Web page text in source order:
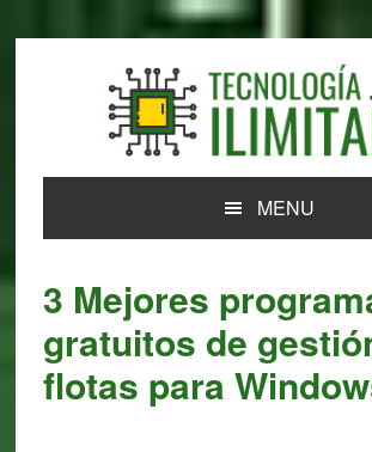
MENU
3 Mejores
gratuitos de
flotas para